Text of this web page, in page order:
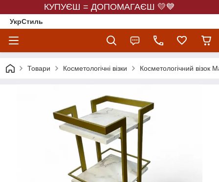
КУПУЄШ = ДОПОМАГАЄШ 💛💙
УкрСтиль
Товари Косметологічні візки Косметологічний візок